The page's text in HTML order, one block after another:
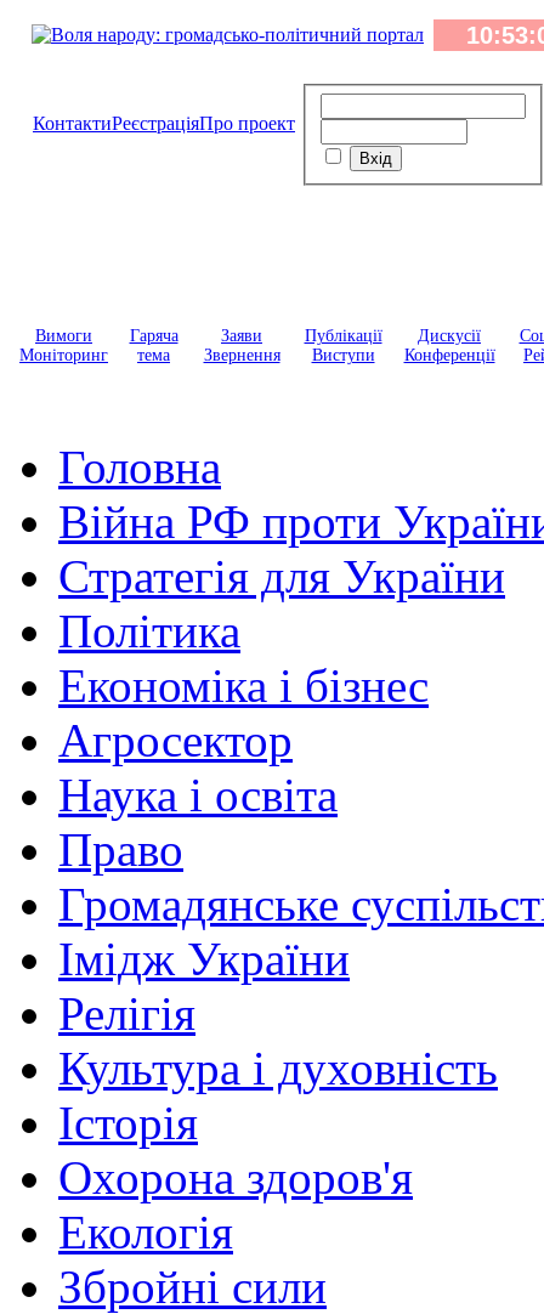
КонтактиРеєстраціяПро проект
Вимоги
Моніторинг
Гаряча
тема
Заяви
Звернення
Публікації
Виступи
Дискусії
Конференції
Головна
Війна РФ проти
Стратегія для України
Політика
Економіка і бізнес
Агросектор
Наука і освіта
Право
Громадянське
Імідж України
Релігія
Культура і духовність
Історія
Охорона здоров'я
Екологія
Збройні сили